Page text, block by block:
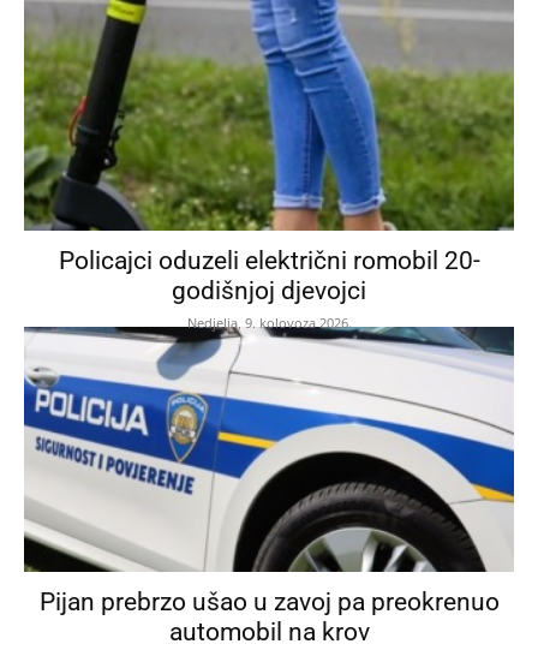
Policajci oduzeli električni romobil 20-
godišnjoj djevojci
Nedjelja, 9. kolovoza 2026.
Pijan prebrzo ušao u zavoj pa preokrenuo
automobil na krov